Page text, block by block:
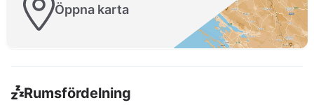
Öppna karta
Rumsfördelning